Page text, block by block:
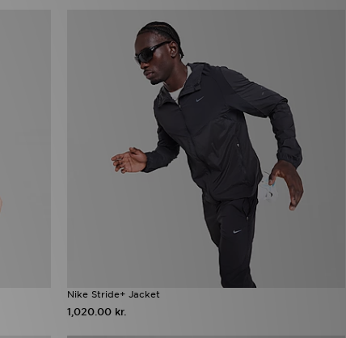
Nike Stride+ Jacket
1,020.00 kr.